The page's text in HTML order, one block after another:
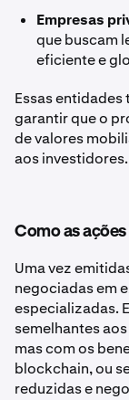
Empresas
que buscam
eficiente e
Essas
garantir que o
de valores
aos investidores.
Como as
Uma vez
negociadas em
especializadas.
semelhantes
mas com os
blockchain, ou
reduzidas e